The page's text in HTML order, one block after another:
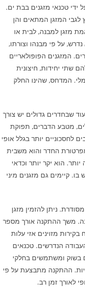
ידי טכנאי מזגנים בבת ים.
לגבי המזגן המתאים והן
מזגן למבנה, לבית או
על פי מבנהו וצורתו,
המזגנים הפופולאריים
שתי יחידות, חיצונית
המדחס, שהינו החלק
במזגן של כ 1 כוח סוס בעוד שבחדרים גדולים יש צורך
ויותר. בגדולים, מטבע הדברים, תפוקת
לחסכוניים יותר בגלל אופי
החדר והוא משבית
הוא יקר יותר וכדאי
קיימים גם מזגנים מיני
ניתן להזמין מזגן
משך ההתקנה אורך מספר
מזוינים אזי עלות
הנדרשים. טכנאים
בשוק ומשתמשים בחלקי
ההתקנה מתבצעת על פי
לאורך זמן רב.